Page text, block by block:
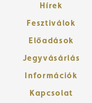
Hírek
Fesztiválok
Előadások
Jegyvásárlás
Információk
Kapcsolat